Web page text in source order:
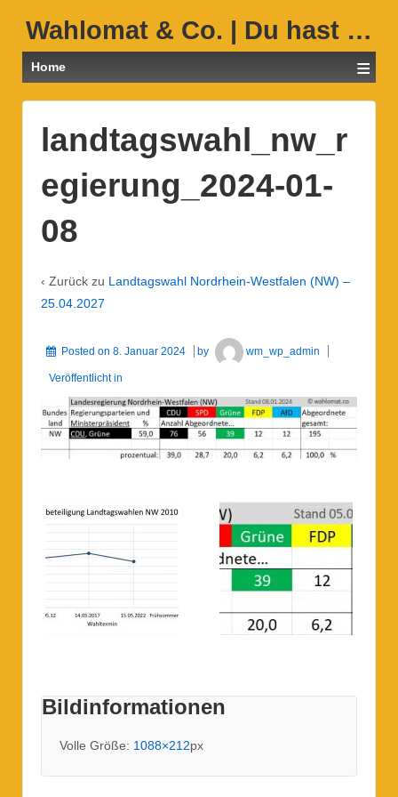
Wahlomat & Co. | Du hast …
Home ≡
landtagswahl_nw_r
egierung_2024-01-
08
‹ Zurück zu Landtagswahl Nordrhein-Westfalen (NW) –
25.04.2027
Posted on 8. Januar 2024 by wm_wp_admin
Veröffentlicht in
Bildinformationen
Volle Größe: 1088×212px